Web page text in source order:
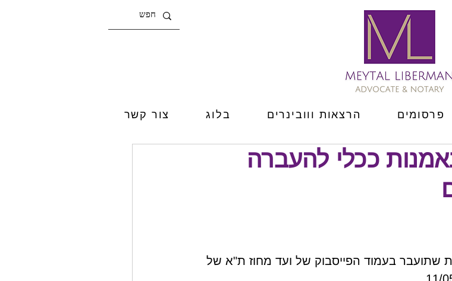
פרסומים הרצאות ווובינרים בלוג צור קשר
ככלי להעברה
בעמוד הפייסבוק של ועד מחוז ת"א של